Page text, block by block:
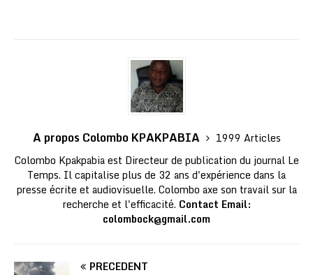
A propos Colombo KPAKPABIA
1999 Articles
Colombo Kpakpabia est Directeur de publication du journal Le
Temps. Il capitalise plus de 32 ans d'expérience dans la
presse écrite et audiovisuelle. Colombo axe son travail sur la
recherche et l'efficacité. Contact Email:
colombock@gmail.com
PRÉCÉDENT